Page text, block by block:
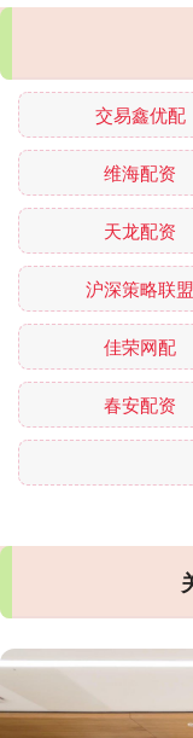
交易鑫优配
维海配资
天龙配资
沪深策略联盟
佳荣网配
春安配资